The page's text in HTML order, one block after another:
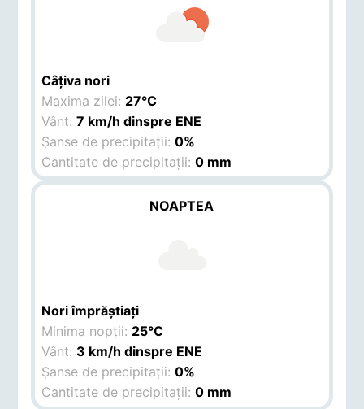
Câțiva nori
Maxima zilei: 27°C
Vânt:7 km/h dinspre ENE
Șanse de precipitații:0%
Cantitate de precipitații:0 mm
NOAPTEA
Nori împrăștiați
Minima nopții: 25°C
Vânt: 3 km/h dinspre ENE
Șanse de precipitații:0%
Cantitate de precipitații:0 mm